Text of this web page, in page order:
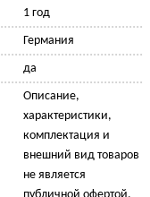
1 год
Германия
да
Описание,
характеристики,
комплектация и
внешний вид товаров
не является